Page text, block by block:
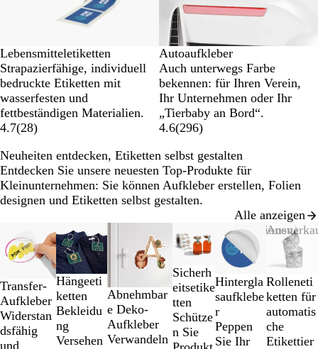
Lebensmitteletiketten
Strapazierfähige, individuell
bedruckte Etiketten mit
wasserfesten und
fettbeständigen Materialien.
4.7(28)
Autoaufkleber
Auch unterwegs Farbe
bekennen: für Ihren Verein,
Ihr Unternehmen oder Ihr
„Tierbaby an Bord“.
4.6(296)
Neuheiten entdecken, Etiketten selbst gestalten
Entdecken Sie unsere neuesten Top-Produkte für
Kleinunternehmen: Sie können Aufkleber erstellen, Folien
designen und Etiketten selbst gestalten.
Alle anzeigen
Transfer-
Aufkleber
Widerstan
dsfähig
und
Hängeeti
ketten
Bekleidu
ng
Versehen
Abnehmbar
e Deko-
Aufkleber
Verwandeln
Neue Optionen
Sicherh
eitsetike
tten
Schütze
n Sie
Neue Optionen
Hintergla
saufklebe
r
Peppen
Sie Ihr
Rolleneti
ketten für
automatis
che
Etikettier
Galeriebilder
bis
von
6